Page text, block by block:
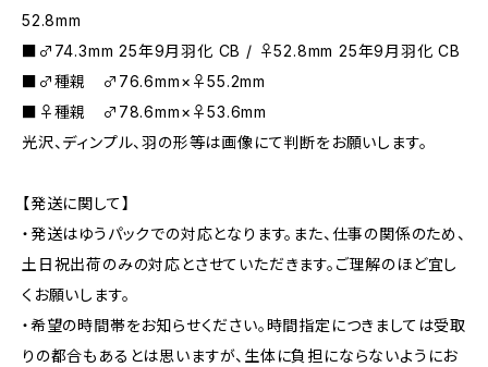
52.8mm
■♂74.3mm 25年9月羽化 CB / ♀52.8mm 25年9月羽化 CB
■♂種親 ♂76.6mm×♀55.2mm
■♀種親 ♂78.6mm×♀53.6mm
光沢、ディンプル、羽の形等は画像にて判断をお願いします。
【発送に関して】
・発送はゆうパックでの対応となります。また、仕事の関係のため、
土日祝出荷のみの対応とさせていただきます。ご理解のほど宜し
くお願いします。
・希望の時間帯をお知らせください。時間指定につきましては受取
りの都合もあるとは思いますが、生体に負担にならないようにお